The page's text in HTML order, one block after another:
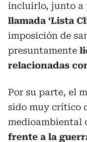
incluirlo, junto a
llamada ‘Lista
imposición de
presuntamente
relacionadas
Por su parte, el
sido muy crítico
medioambiental
frente a la